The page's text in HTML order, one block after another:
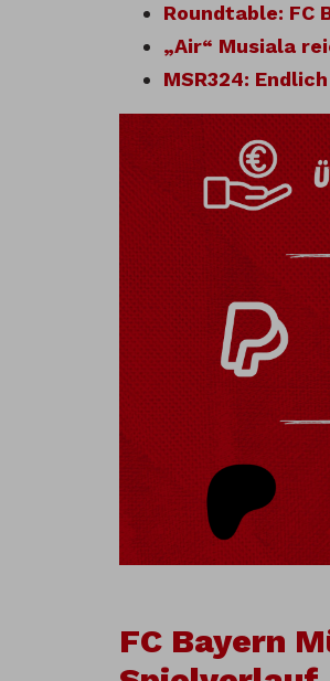
Roundtable: FC
„Air“ Musiala
MSR324:
FC Bayern